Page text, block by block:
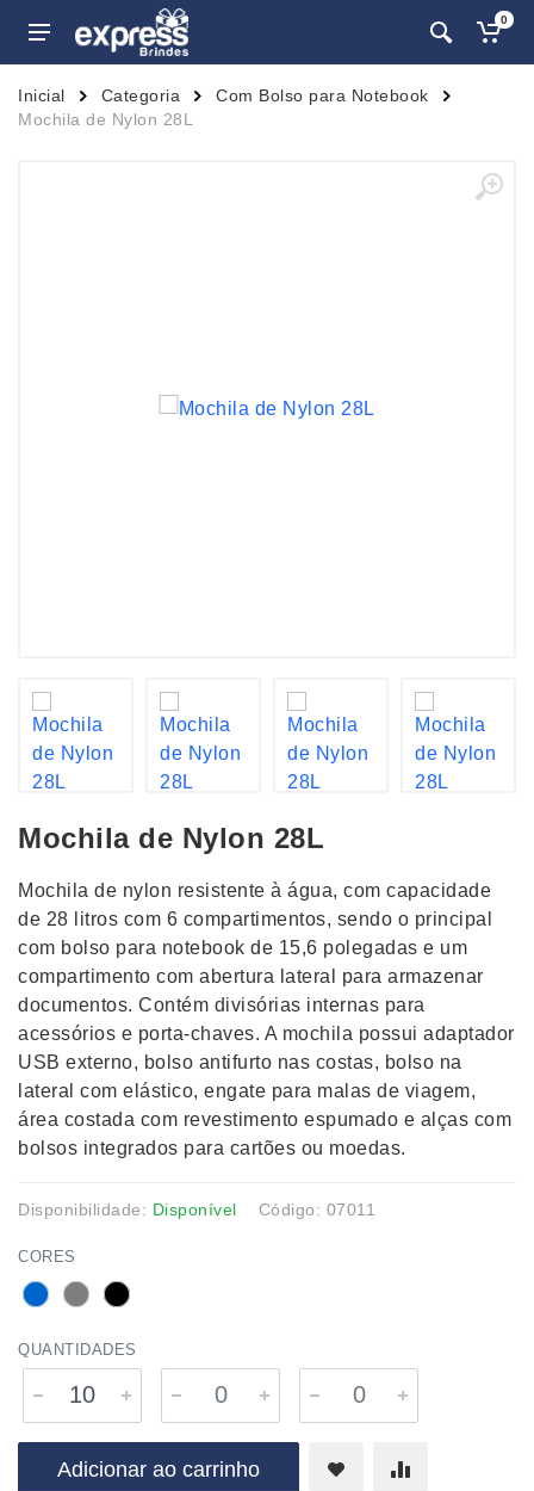
0
Inicial Categoria
Com Bolso para Notebook
Mochila de Nylon 28L
Mochila de Nylon 28L
Mochila de nylon resistente à água, com capacidade
de 28 litros com 6 compartimentos, sendo o principal
com bolso para notebook de 15,6 polegadas e um
compartimento com abertura lateral para armazenar
documentos. Contém divisórias internas para
acessórios e porta-chaves. A mochila possui adaptador
USB externo, bolso antifurto nas costas, bolso na
lateral com elástico, engate para malas de viagem,
área costada com revestimento espumado e alças com
bolsos integrados para cartões ou moedas.
Disponibilidade: Disponível Código: 07011
CORES
QUANTIDADES
Adicionar ao carrinho